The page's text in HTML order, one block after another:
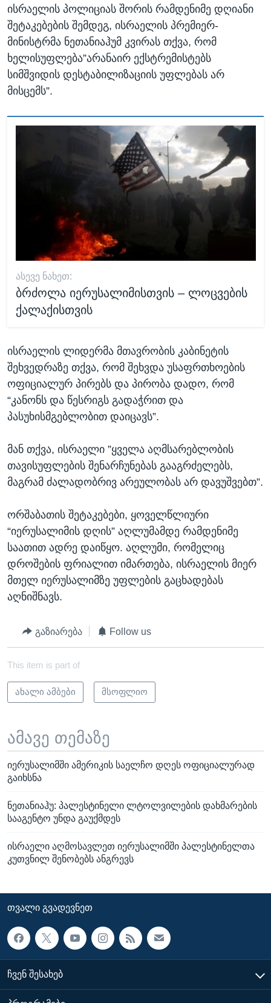
ისრაელის პოლიციას შორის რამდენიმე დღიანი
შეტაკებების შემდეგ, ისრაელის პრემიერ-
მინისტრმა ნეთანიაჰუმ კვირას თქვა, რომ
ხელისუფლება”არანაირ ექსტრემისტებს
სიმშვიდის დესტაბილიზაციის უფლებას არ
მისცემს”.
ᲐᲡᲔᲕᲔ ᲜᲐᲮᲔᲗ:
ბრძოლა იერუსალიმისთვის – ლოცვების
ქალაქისთვის
ისრაელის ლიდერმა მთავრობის კაბინეტის
შეხვედრაზე თქვა, რომ შეხვდა უსაფრთხოების
ოფიციალურ პირებს და პირობა დადო, რომ
“კანონს და წესრიგს გადაჭრით და
პასუხისმგებლობით დაიცავს”.
მან თქვა, ისრაელი ”ყველა აღმსარებლობის
თავისუფლების შენარჩუნებას გააგრძელებს,
მაგრამ ძალადობრივ არეულობას არ დავუშვებთ”.
ორშაბათის შეტაკებები, ყოველწლიური
“იერუსალიმის დღის” აღლუმამდე რამდენიმე
საათით ადრე დაიწყო. აღლუმი, რომელიც
დროშების ფრიალით იმართება, ისრაელის მიერ
მთელ იერუსალიმზე უფლების გაცხადებას
აღნიშნავს.
გაზიარება Follow us
This item is part of
ახალი ამბები მსოფლიო
ამავე თემაზე
იერუსალიმში ამერიკის საელჩო დღეს ოფიციალურად
გაიხსნა
ნეთანიაჰუ: პალესტინელი ლტოლვილების დახმარების
სააგენტო უნდა გაუქმდეს
ისრაელი აღმოსავლეთ იერუსალიმში პალესტინელთა
კუთვნილ შენობებს ანგრევს
ᲗᲕᲐᲚᲘ ᲒᲕᲐᲓᲔᲕᲜᲔᲗ
ᲩᲕᲔᲜ ᲨᲔᲡᲐᲮᲔᲑ